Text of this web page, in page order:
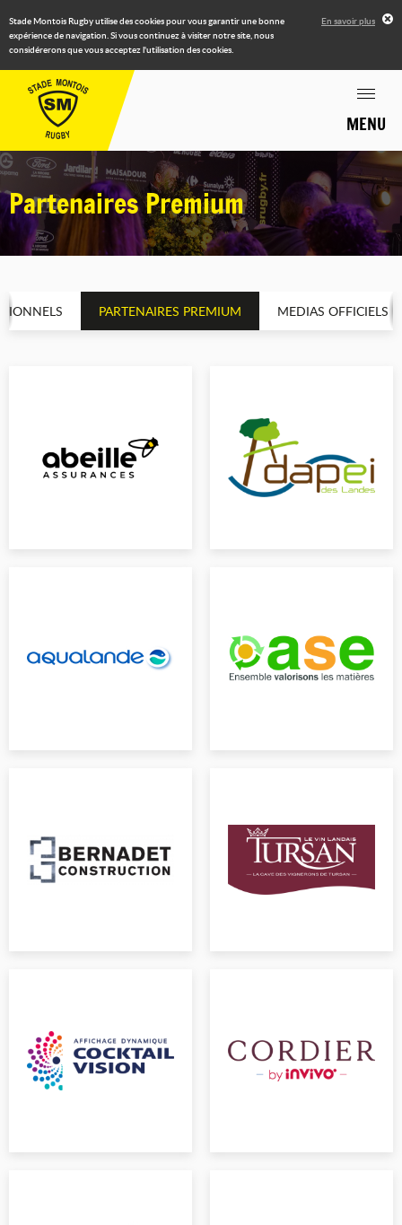
Stade Montois Rugby utilise des cookies pour vous garantir une bonne
expérience de navigation. Si vous continuez à visiter notre site, nous
considérerons que vous acceptez l'utilisation des cookies.
En savoir plus
MENU
Partenaires Premium
PARTENAIRES PREMIUM MEDIAS OFFICIELS